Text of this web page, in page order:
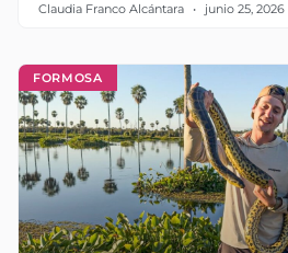
Claudia Franco Alcántara junio 25, 2026
FORMOSA